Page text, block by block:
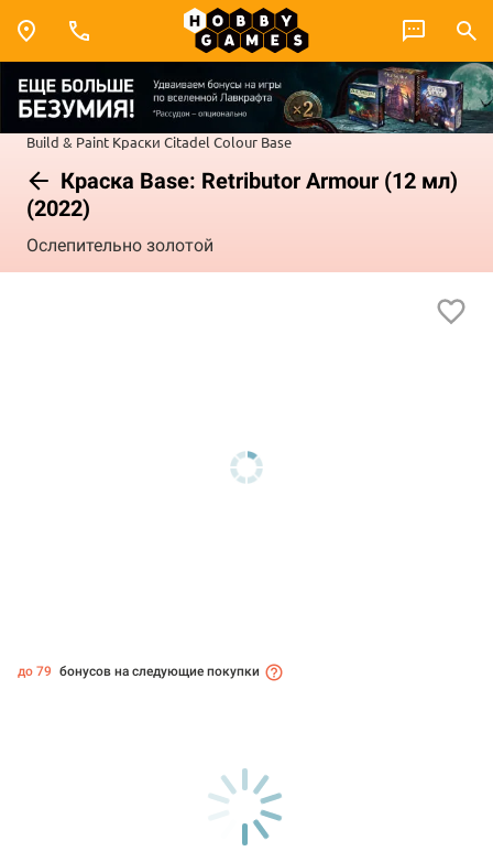
Build & Paint Краски Citadel Colour Base
Краска Base: Retributor Armour (12 мл)
(2022)
Ослепительно золотой
до 79 бонусов на следующие покупки